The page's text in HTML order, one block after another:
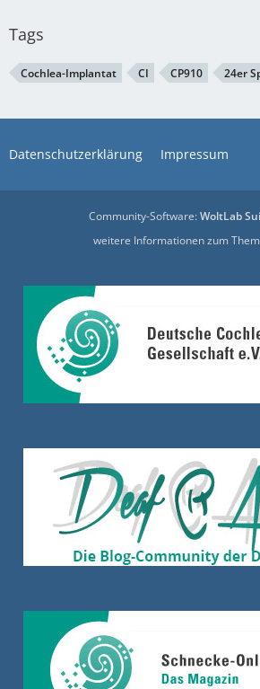
Tags
Cochlea-Implantat CI CP910 24er
Datenschutzerklärung Impressum
Community-Software:WoltLab
weitere Informationen zum